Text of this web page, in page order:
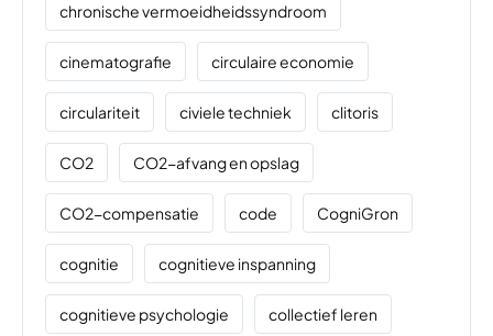
chronische vermoeidheidssyndroom
cinematografie circulaire economie
circulariteit civiele techniek clitoris
CO2 CO2-afvang en opslag
CO2-compensatie code CogniGron
cognitie cognitieve inspanning
cognitieve psychologie collectief leren